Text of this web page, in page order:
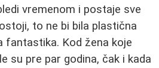
vremenom i postaje sve
to ne bi bila plastična
fantastika. Kod žena koje
su pre par godina, čak i kada